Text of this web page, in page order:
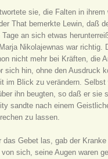
sie, die Falten in ihrem
That bemerkte Lewin, daß
an sich etwas
Nikolajewnas war richtig.
nicht mehr bei Kräften, die
sich hin, ohne den Ausdruck
im Blick zu verändern. Selbst
ihn beugten, so daß er sie
sandte nach einem
zu lassen.
das Gebet las, gab der
von sich, seine Augen waren